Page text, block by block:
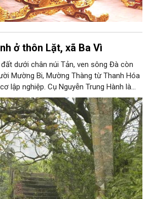
ở thôn Lặt, xã Ba Vì
dưới chân núi Tản, ven sông Đà còn
Mường Bi, Mường Thàng từ Thanh Hóa
lập nghiệp. Cụ Nguyễn Trung Hành là
phá vùng đất mới. Ban đầu, người dân
rồi chẻ lạt và chở bằng thuyền đi bán